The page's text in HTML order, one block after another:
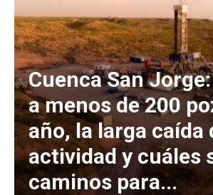
Cuenca San
a menos de 200
año, la larga caída
actividad y cuáles
caminos para...